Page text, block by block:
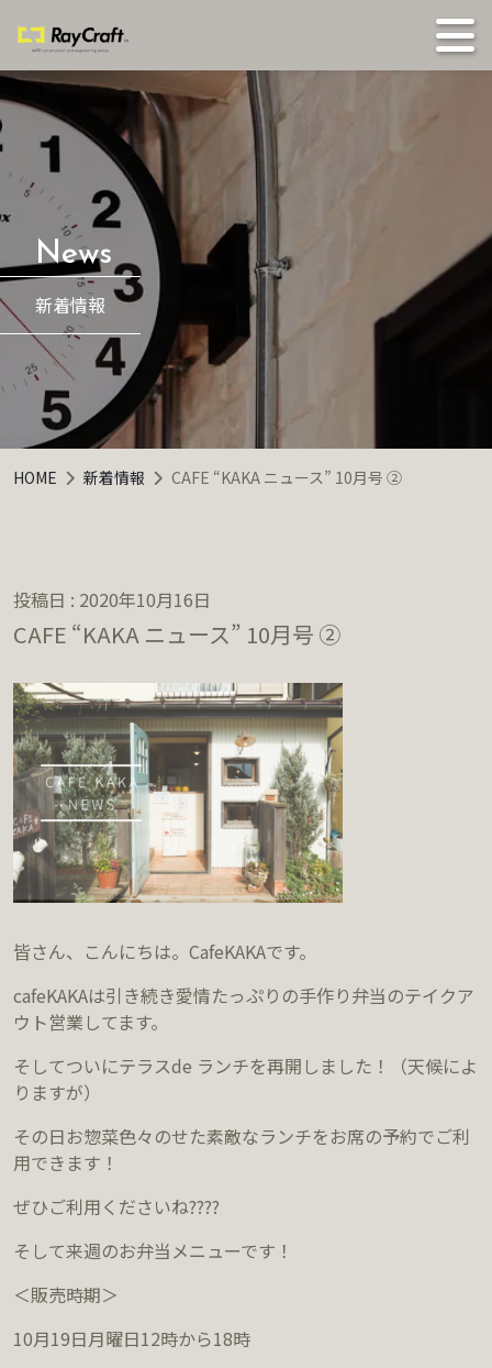
新着情報
HOME 新着情報 CAFE “KAKA ニュース” 10月号 ②
投稿日 : 2020年10月16日
CAFE “KAKA ニュース” 10月号 ②
皆さん、こんにちは。CafeKAKAです。
cafeKAKAは引き続き愛情たっぷりの手作り弁当のテイクア
ウト営業してます。
そしてついにテラスde ランチを再開しました！（天候によ
りますが）
その日お惣菜色々のせた素敵なランチをお席の予約でご利
用できます！
ぜひご利用くださいね????
そして来週のお弁当メニューです！
＜販売時期＞
10月19日月曜日12時から18時